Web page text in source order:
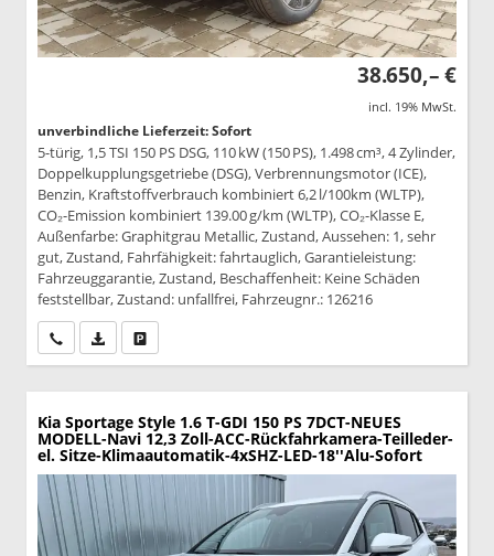
38.650,– €
incl. 19% MwSt.
unverbindliche Lieferzeit: Sofort
5-türig, 1,5 TSI 150 PS DSG, 110 kW (150 PS), 1.498 cm³, 4 Zylinder,
Doppelkupplungsgetriebe (DSG), Verbrennungsmotor (ICE),
Benzin, Kraftstoffverbrauch kombiniert 6,2 l/100km (WLTP),
CO₂-Emission kombiniert 139.00 g/km (WLTP), CO₂-Klasse E,
Außenfarbe: Graphitgrau Metallic, Zustand, Aussehen: 1, sehr
gut, Zustand, Fahrfähigkeit: fahrtauglich, Garantieleistung:
Fahrzeuggarantie, Zustand, Beschaffenheit: Keine Schäden
feststellbar, Zustand: unfallfrei, Fahrzeugnr.: 126216
Wir rufen Sie anPDF-Datei, Fahrzeugexposé drucken
Kia Sportage Style 1.6 T-GDI 150 PS 7DCT-NEUES
MODELL-Navi 12,3 Zoll-ACC-Rückfahrkamera-Teilleder-
el. Sitze-Klimaautomatik-4xSHZ-LED-18''Alu-Sofort